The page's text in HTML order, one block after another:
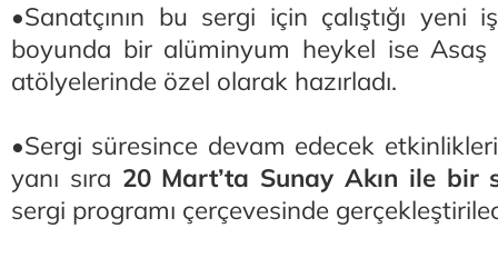
•Sanatçının bu sergi için çalıştığı yeni
boyunda bir alüminyum heykel ise Asaş
atölyelerinde özel olarak hazırladı.
•Sergi süresince devam edecek
yanı sıra 20 Mart’ta Sunay Akın ile bir
sergi programı çerçevesinde